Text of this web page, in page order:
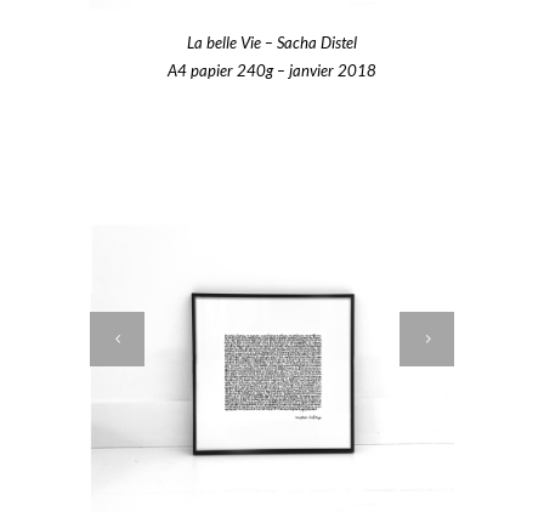
La belle Vie – Sacha Distel
A4 papier 240g – janvier 2018